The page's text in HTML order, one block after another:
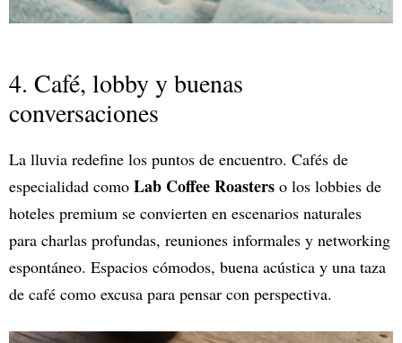
4. Café, lobby y buenas
conversaciones
La lluvia redefine los puntos de encuentro. Cafés de
especialidad como Lab Coffee Roasters o los lobbies de
hoteles premium se convierten en escenarios naturales
para charlas profundas, reuniones informales y networking
espontáneo. Espacios cómodos, buena acústica y una taza
de café como excusa para pensar con perspectiva.